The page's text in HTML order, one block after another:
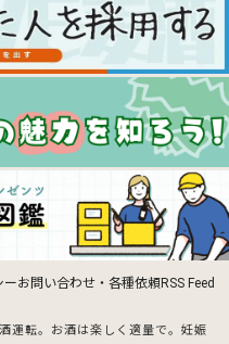
ーお問い合わせ・各種依頼RSS Feed
運転。お酒は楽しく適量で。 妊娠